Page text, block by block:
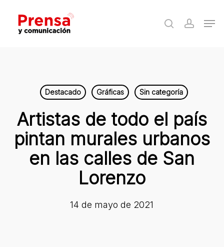
main
search
Destacado Gráficas Sin categoría
Artistas de todo el país
pintan murales urbanos
en las calles de San
Lorenzo
14 de mayo de 2021